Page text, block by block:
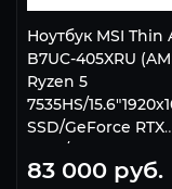
Ноутбук MSI Thin
B7UC-405XRU
Ryzen 5
7535HS/
SSD/GeForce RTX
3050/noOS) black
83 000 руб.